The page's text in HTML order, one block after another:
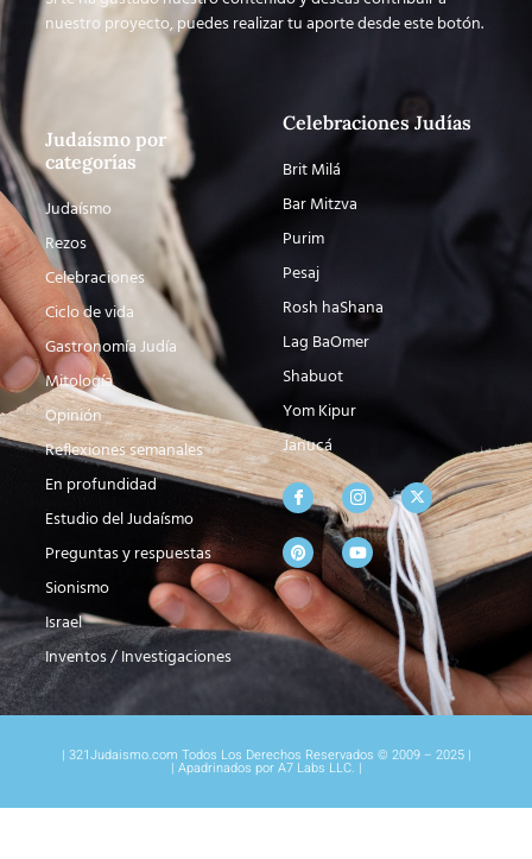
nuestro proyecto, puedes realizar tu aporte desde este botón.
Judaísmo por
categorías
Judaísmo
Rezos
Celebraciones
Ciclo de vida
Gastronomía Judía
Mitología
Opinión
Reflexiones semanales
En profundidad
Estudio del Judaísmo
Preguntas y respuestas
Sionismo
Israel
Inventos / Investigaciones
Celebraciones Judías
Brit Milá
Bar Mitzva
Purim
Pesaj
Rosh haShana
Lag BaOmer
Shabuot
Yom Kipur
Janucá
| 321Judaismo.com Todos Los Derechos Reservados © 2009 – 2025 |
| Apadrinados por A7 Labs LLC. |